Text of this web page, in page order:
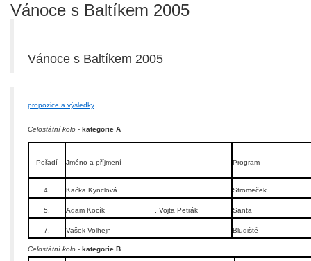
Vánoce s Baltíkem 2005
Vánoce s Baltíkem 2005
propozice a výsledky
Celostátní kolo - kategorie A
Pořadí Jméno a příjmení Program
4. Kačka Kynclová Stromeček
5. Adam Kocík , Vojta Petrák Santa
7. Vašek Volhejn Bludiště
Celostátní kolo - kategorie B